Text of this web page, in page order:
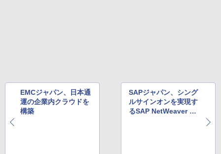
EMCジャパン、日本通
運の企業内クラウドを
構築
SAPジャパン、シング
ルサインオンを実現す
るSAP NetWeaver Sin